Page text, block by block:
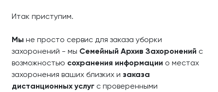
Итак приступим.
Мы не просто сервис для заказа уборки
захоронений - мы Семейный Архив Захоронений с
возможностью сохранения информации о местах
захоронения ваших близких и заказа
дистанционных услуг с проверенными